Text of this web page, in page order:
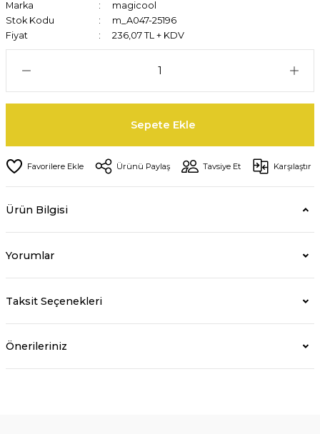
Marka
magicool
Stok Kodu
m_A047-25196
Fiyat
236,07 TL + KDV
Sepete Ekle
Ürünü Paylaş Tavsiye Et Karşılaştır
Ürün Bilgisi
Yorumlar
Taksit Seçenekleri
Önerileriniz